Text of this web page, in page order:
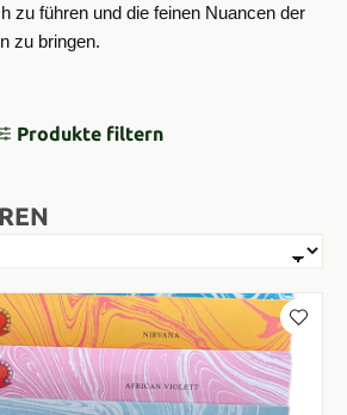
zu führen und die feinen Nuancen der
zu bringen.
Produkte filtern